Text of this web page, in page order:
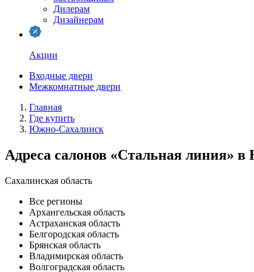
Дилерам
Дизайнерам
Акции
Входные двери
Межкомнатные двери
Главная
Где купить
Южно-Сахалинск
Адреса салонов «Стальная линия»
Сахалинская область
Все регионы
Архангельская область
Астраханская область
Белгородская область
Брянская область
Владимирская область
Волгоградская область